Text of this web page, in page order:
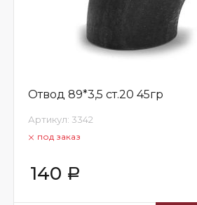
Отвод 89*3,5 ст.20 45гр
Артикул: 3342
под заказ
140 Р